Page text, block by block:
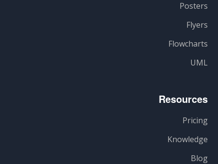
Posters
Flyers
Flowcharts
UML
Resources
Pricing
Knowledge
Blog